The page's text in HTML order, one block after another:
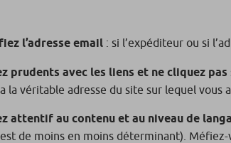
l’adresse email : si l’expéditeur ou si
prudents avec les liens et ne cliquez pas
la véritable adresse du site sur lequel vous
attentif au contenu et au niveau de
de moins en moins déterminant).